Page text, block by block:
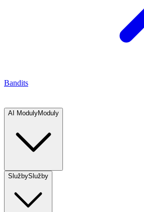
Bandits
AI ModulyModuly
SlužbySlužby